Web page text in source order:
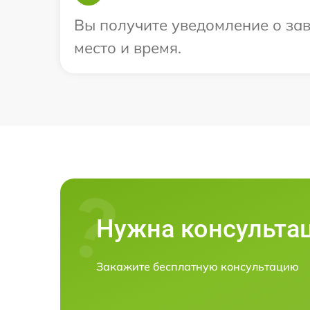
Вы получите уведомление о
место и время.
Нужна
Закажите бесплатную консультацию